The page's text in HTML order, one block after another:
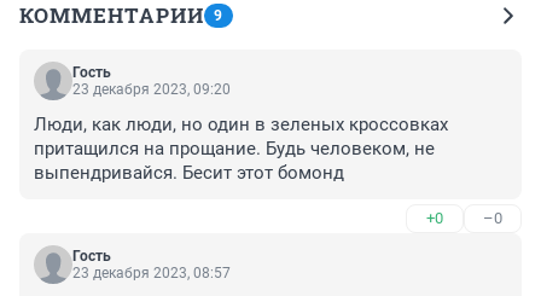
КОММЕНТАРИИ 9
Гость
23 декабря 2023, 09:20
Люди, как люди, но один в зеленых кроссовках
притащился на прощание. Будь человеком, не
выпендривайся. Бесит этот бомонд
+0 –0
Гость
23 декабря 2023, 08:57